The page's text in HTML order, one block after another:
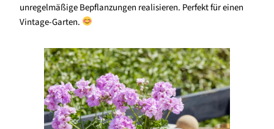
unregelmäßige Bepflanzungen realisieren. Perfekt für einen
Vintage-Garten.